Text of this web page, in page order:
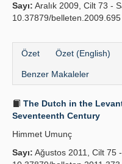
Sayı: Aralık 2009, Cilt 73 -
10.37879/belleten.2009.695
Özet Özet (English)
Benzer Makaleler
The Dutch in the
Seventeenth Century
Himmet Umunç
Sayı: Ağustos 2011, Cilt 75